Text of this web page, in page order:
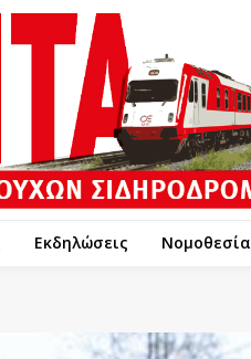
Εκδηλώσεις Νομοθεσία